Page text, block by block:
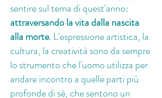
sentire sul tema di quest'anno:
attraversando la vita dalla nascita
alla morte. L'espressione artistica, la
cultura, la creatività sono da sempre
lo strumento che l'uomo utilizza per
andare incontro a quelle parti più
profonde di sé, che sentono un